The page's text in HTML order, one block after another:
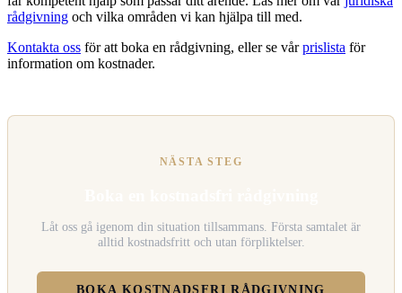
rådgivning och vilka områden vi kan hjälpa till med.
Kontakta oss för att boka en rådgivning, eller se vårprislista för
information om kostnader.
NÄSTA STEG
Låt oss gå igenom din situation tillsammans. Första samtalet är
alltid kostnadsfritt och utan förpliktelser.
BOKA KOSTNADSFRI RÅDGIVNING